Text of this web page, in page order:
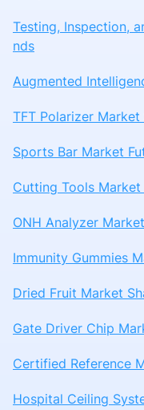
Testing, Inspection,
nds
Augmented
TFT Polarizer
Sports Bar Market
Cutting Tools
ONH Analyzer Market
Immunity Gummies
Dried Fruit Market
Gate Driver Chip
Certified Reference
Hospital Ceiling